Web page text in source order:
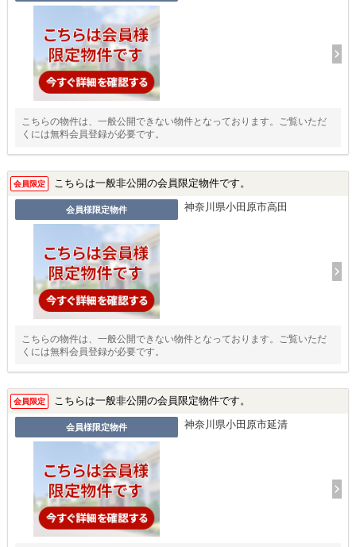
こちらの物件は、一般公開できない物件となっております。ご覧いただ
くには無料会員登録が必要です。
会員限定 こちらは一般非公開の会員限定物件です。
会員様限定物件 神奈川県小田原市高田
こちらの物件は、一般公開できない物件となっております。ご覧いただ
くには無料会員登録が必要です。
会員限定 こちらは一般非公開の会員限定物件です。
会員様限定物件 神奈川県小田原市延清